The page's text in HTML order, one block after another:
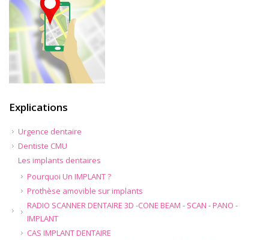
Explications
Urgence dentaire
Dentiste CMU
Les implants dentaires
Pourquoi Un IMPLANT ?
Prothèse amovible sur implants
RADIO SCANNER DENTAIRE 3D -CONE BEAM - SCAN - PANO -
IMPLANT
CAS IMPLANT DENTAIRE